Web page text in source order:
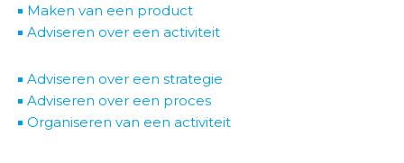
Maken van een product
Adviseren over een activiteit
Adviseren over een strategie
Adviseren over een proces
Organiseren van een activiteit